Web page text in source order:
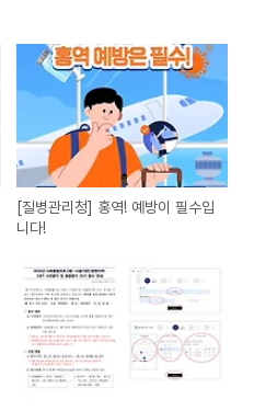
[질병관리청] 홍역! 예방이 필수입
니다!